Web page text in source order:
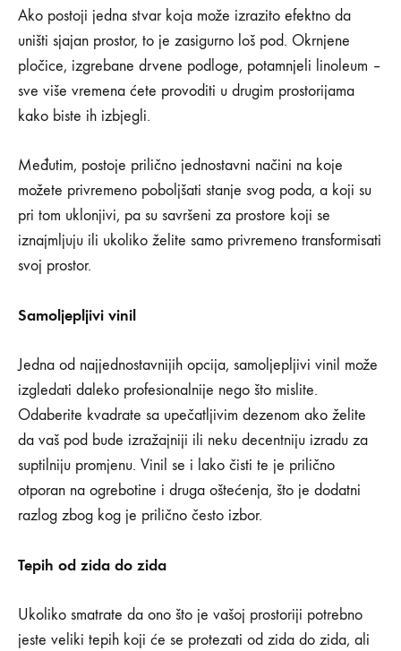
DA
PRIKRIJETE
POD
PRIVREMENO
A
5
načina
da
prikrijete
pod
–
privremeno
a
kvalitetno
10/03/2020
SHARE
KOMENTARA
NA
DA
PRIKRIJETE
–
A
Ako postoji jedna stvar koja može izrazito efektno da
uništi sjajan prostor, to je zasigurno loš pod. Okrnjene
pločice, izgrebane drvene podloge, potamnjeli linoleum –
sve više vremena ćete provoditi u drugim prostorijama
kako biste ih izbjegli.
Međutim, postoje prilično jednostavni načini na koje
možete privremeno poboljšati stanje svog poda, a koji su
pri tom uklonjivi, pa su savršeni za prostore koji se
iznajmljuju ili ukoliko želite samo privremeno transformisati
svoj prostor.
Samoljepljivi vinil
Jedna od najjednostavnijih opcija, samoljepljivi vinil može
izgledati daleko profesionalnije nego što mislite.
Odaberite kvadrate sa upečatljivim dezenom ako želite
da vaš pod bude izražajniji ili neku decentniju izradu za
suptilniju promjenu. Vinil se i lako čisti te je prilično
otporan na ogrebotine i druga oštećenja, što je dodatni
razlog zbog kog je prilično često izbor.
Tepih od zida do zida
Ukoliko smatrate da ono što je vašoj prostoriji potrebno
jeste veliki tepih koji će se protezati od zida do zida, ali